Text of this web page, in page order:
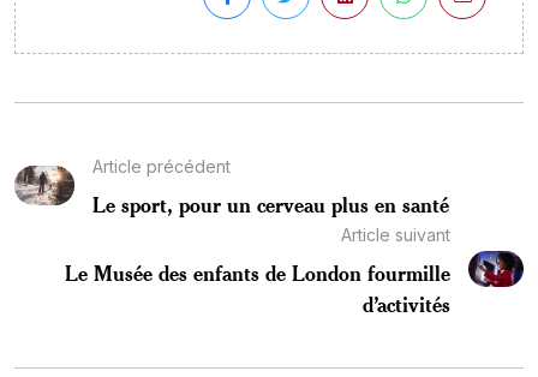
Article précédent
Le sport, pour un cerveau plus en santé
Article suivant
Le Musée des enfants de London fourmille
d’activités